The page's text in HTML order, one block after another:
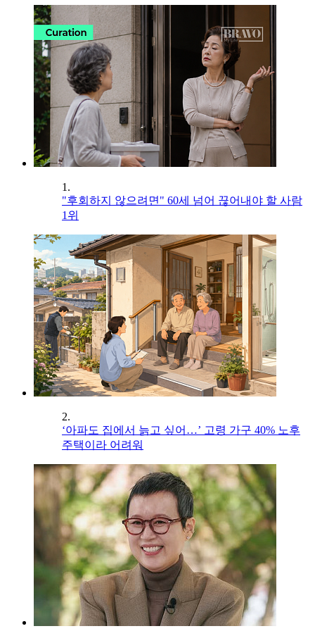
1.
"후회하지 않으려면" 60세 넘어 끊어내야 할 사람
1위
2.
‘아파도 집에서 늙고 싶어…’ 고령 가구 40% 노후
주택이라 어려워